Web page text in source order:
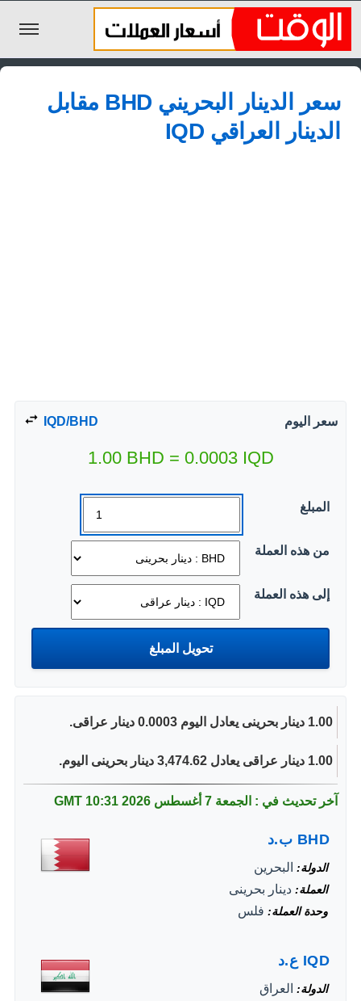
الليرة السورية
الجنيه المصري
الريال السعودي
سعر الدينار البحريني BHD مقابل
الدينار العراقي IQD
سعر اليوم IQD/BHD
1.00 BHD = 0.0003 IQD
المبلغ
من هذه العملة
إلى هذه العملة
1.00 دينار بحرينى يعادل اليوم 0.0003 دينار عراقى.
1.00 دينار عراقى يعادل 3,474.62 دينار بحرينى اليوم.
آخر تحديث في : الجمعة 7 أغسطس 2026 10:31 GMT
BHD ب.د
الدولة البحرين
العملة دينار بحرينى
وحدة العملة فلس
IQD ع.د
الدولة العراق